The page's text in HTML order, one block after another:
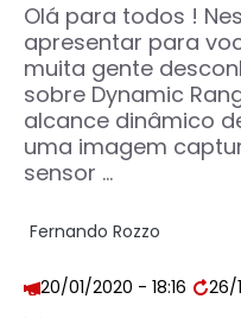
Olá para todos !
apresentar para
muita gente
sobre Dynamic
alcance dinâmico
uma imagem
sensor ...
Fernando Rozzo
20/01/2020 - 18:16 26/